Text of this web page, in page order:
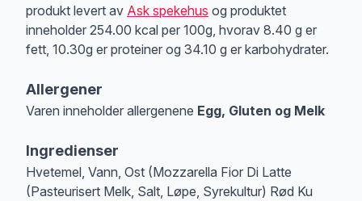
produkt levert av Ask spekehus og produktet
inneholder 254.00 kcal per 100g, hvorav 8.40 g er
fett, 10.30g er proteiner og 34.10 g er karbohydrater.
Allergener
Varen inneholder allergenene Egg, Gluten og Melk
Ingredienser
Hvetemel, Vann, Ost (Mozzarella Fior Di Latte
(Pasteurisert Melk, Salt, Løpe, Syrekultur) Rød Ku